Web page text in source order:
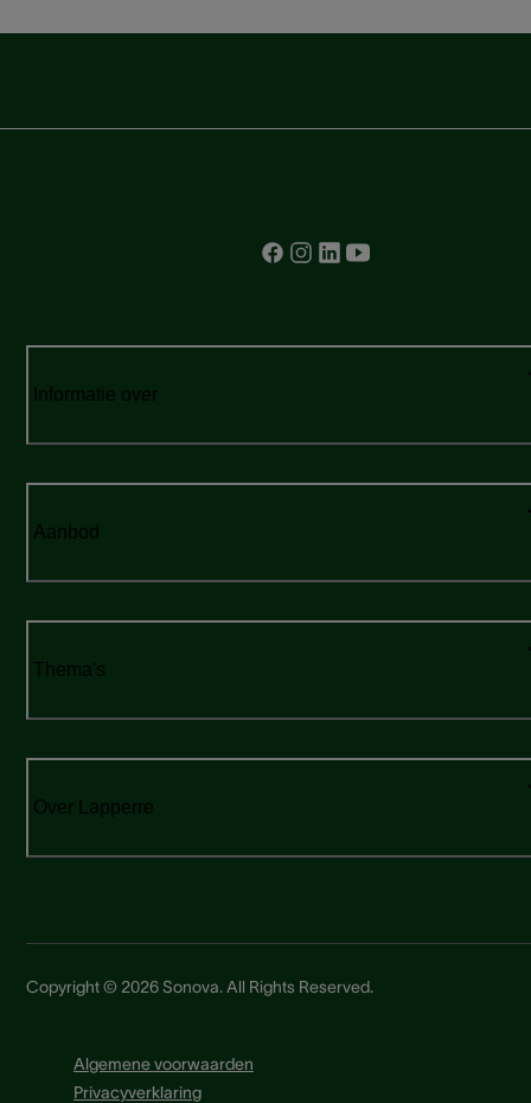
Informatie over
Aanbod
Thema's
Over Lapperre
Copyright © 2026 Sonova. All Rights Reserved.
Algemene voorwaarden
Privacyverklaring